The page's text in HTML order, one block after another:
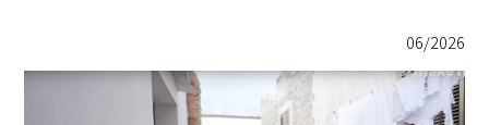
06/2026